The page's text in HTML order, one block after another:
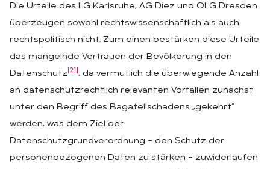
Die Urteile des LG Karlsruhe, AG Diez und OLG Dresden
überzeugen sowohl rechtswissenschaftlich als auch
rechtspolitisch nicht. Zum einen bestärken diese Urteile
das mangelnde Vertrauen der Bevölkerung in den
Datenschutz [21] , da vermutlich die überwiegende Anzahl
an datenschutzrechtlich relevanten Vorfällen zunächst
unter den Begriff des Bagatellschadens „gekehrt“
werden, was dem Ziel der
Datenschutzgrundverordnung – den Schutz der
personenbezogenen Daten zu stärken – zuwiderlaufen